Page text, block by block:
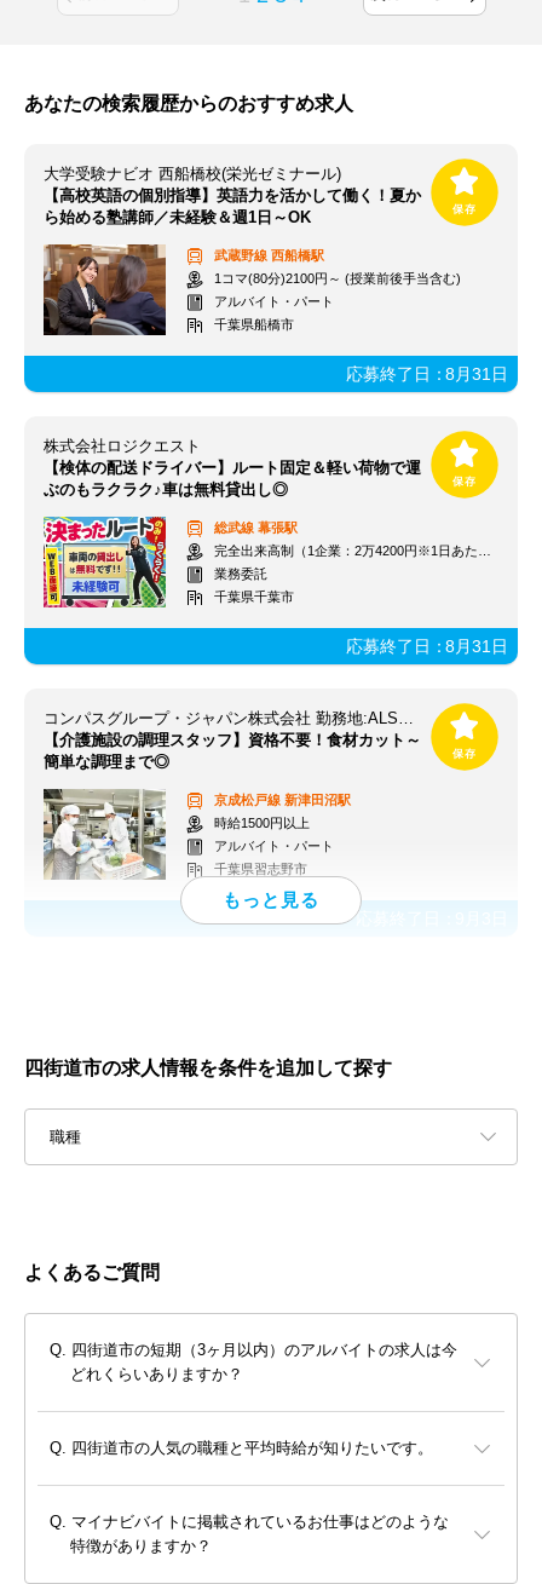
あなたの検索履歴からのおすすめ求人
大学受験ナビオ 西船橋校(栄光ゼミナール)
【高校英語の個別指導】英語力を活かして働く！夏か
ら始める塾講師／未経験＆週1日～OK
武蔵野線 西船橋駅
1コマ(80分)2100円～ (授業前後手当含む)
アルバイト・パート
千葉県船橋市
応募終了日：8月31日
株式会社ロジクエスト
【検体の配送ドライバー】ルート固定＆軽い荷物で運
ぶのもラクラク♪車は無料貸出し◎
総武線 幕張駅
完全出来高制（1企業：2万4200円※1日あたり）
業務委託
千葉県千葉市
応募終了日：8月31日
コンパスグループ・ジャパン株式会社 勤務地:ALSOKケアホーム津田沼 39575_p
【介護施設の調理スタッフ】資格不要！食材カット～
簡単な調理まで◎
京成松戸線 新津田沼駅
時給1500円以上
アルバイト・パート
千葉県習志野市
応募終了日：
四街道市の求人情報を条件を追加して探す
職種
よくあるご質問
四街道市の短期（3ヶ月以内）のアルバイトの求人は今
どれくらいありますか？
四街道市の人気の職種と平均時給が知りたいです。
マイナビバイトに掲載されているお仕事はどのような
特徴がありますか？